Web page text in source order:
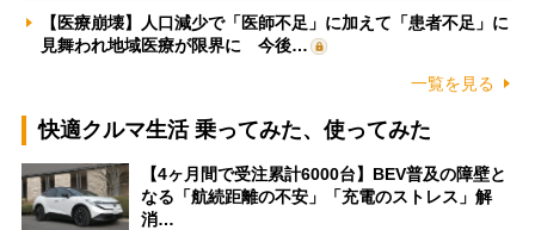
【医療崩壊】人口減少で「医師不足」に加えて「患者不足」に
見舞われ地域医療が限界に 今後…
一覧を見る
快適クルマ生活 乗ってみた、使ってみた
【4ヶ月間で受注累計6000台】BEV普及の障壁と
なる「航続距離の不安」「充電のストレス」解
消…